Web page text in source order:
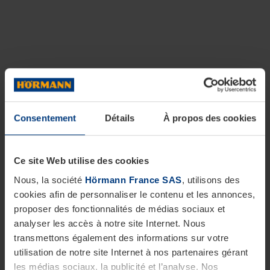
Consentement Détails À propos des cookies
Ce site Web utilise des cookies
Nous, la société Hörmann France SAS, utilisons des
cookies afin de personnaliser le contenu et les annonces,
proposer des fonctionnalités de médias sociaux et
analyser les accès à notre site Internet. Nous
transmettons également des informations sur votre
utilisation de notre site Internet à nos partenaires gérant
les médias sociaux, la publicité et l’analyse. Nos